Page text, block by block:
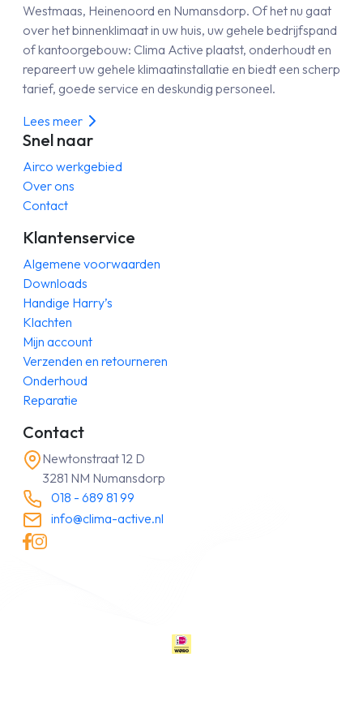
Westmaas, Heinenoord en Numansdorp. Of het nu gaat
over het binnenklimaat in uw huis, uw gehele bedrijfspand
of kantoorgebouw: Clima Active plaatst, onderhoudt en
repareert uw gehele klimaatinstallatie en biedt een scherp
tarief, goede service en deskundig personeel.
Lees meer
Snel naar
Airco werkgebied
Over ons
Contact
Klantenservice
Algemene voorwaarden
Downloads
Handige Harry’s
Klachten
Mijn account
Verzenden en retourneren
Onderhoud
Reparatie
Contact
Newtonstraat 12 D
3281 NM Numansdorp
018 - 689 81 99
info@clima-active.nl